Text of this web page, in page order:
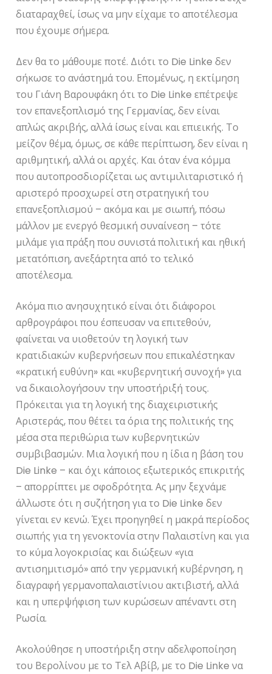
διαταραχθεί, ίσως να μην είχαμε το αποτέλεσμα
που έχουμε σήμερα.
Δεν θα το μάθουμε ποτέ. Διότι το Die Linke δεν
σήκωσε το ανάστημά του. Επομένως, η εκτίμηση
του Γιάνη Βαρουφάκη ότι το Die Linke επέτρεψε
τον επανεξοπλισμό της Γερμανίας, δεν είναι
απλώς ακριβής, αλλά ίσως είναι και επιεικής. Το
μείζον θέμα, όμως, σε κάθε περίπτωση, δεν είναι η
αριθμητική, αλλά οι αρχές. Και όταν ένα κόμμα
που αυτοπροσδιορίζεται ως αντιμιλιταριστικό ή
αριστερό προσχωρεί στη στρατηγική του
επανεξοπλισμού – ακόμα και με σιωπή, πόσω
μάλλον με ενεργό θεσμική συναίνεση – τότε
μιλάμε για πράξη που συνιστά πολιτική και ηθική
μετατόπιση, ανεξάρτητα από το τελικό
αποτέλεσμα.
Ακόμα πιο ανησυχητικό είναι ότι διάφοροι
αρθρογράφοι που έσπευσαν να επιτεθούν,
φαίνεται να υιοθετούν τη λογική των
κρατιδιακών κυβερνήσεων που επικαλέστηκαν
«κρατική ευθύνη» και «κυβερνητική συνοχή» για
να δικαιολογήσουν την υποστήριξή τους.
Πρόκειται για τη λογική της διαχειριστικής
Αριστεράς, που θέτει τα όρια της πολιτικής της
μέσα στα περιθώρια των κυβερνητικών
συμβιβασμών. Μια λογική που η ίδια η βάση του
Die Linke – και όχι κάποιος εξωτερικός επικριτής
– απορρίπτει με σφοδρότητα. Ας μην ξεχνάμε
άλλωστε ότι η συζήτηση για το Die Linke δεν
γίνεται εν κενώ. Έχει προηγηθεί η μακρά περίοδος
σιωπής για τη γενοκτονία στην Παλαιστίνη και για
το κύμα λογοκρισίας και διώξεων «για
αντισημιτισμό» από την γερμανική κυβέρνηση, η
διαγραφή γερμανοπαλαιστίνιου ακτιβιστή, αλλά
και η υπερψήφιση των κυρώσεων απέναντι στη
Ρωσία.
Ακολούθησε η υποστήριξη στην αδελφοποίηση
του Βερολίνου με το Τελ Αβίβ, με το Die Linke να